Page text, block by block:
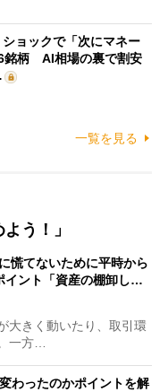
ョックで「次にマネー
銘柄 AI相場の裏で割安
一覧を見る
う！」
慌てないために平時から
イント「資産の棚卸し…
大きく動いたり、取引環
一方…
わったのかポイントを解